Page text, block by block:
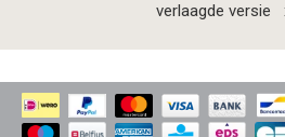
verlaagde versie